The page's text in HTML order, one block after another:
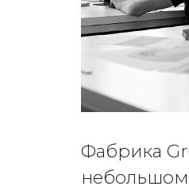
Фабрика